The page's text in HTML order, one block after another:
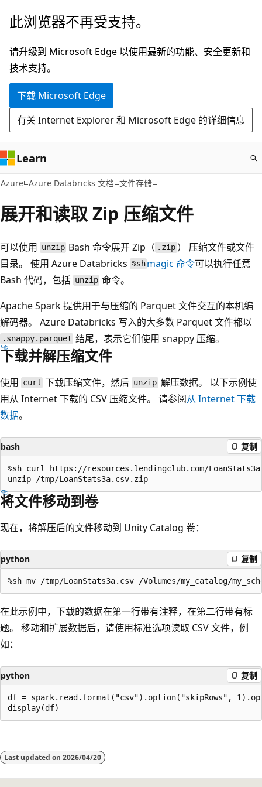
跳
主
要
内
此浏览器不再受支持。
请升级到 Microsoft Edge 以使用最新的功能、安全更新和
技术支持。
下载 Microsoft Edge
有关 Internet Explorer 和 Microsoft Edge 的详细信息
Learn
Azure Azure Databricks 文档 文件存储
展开和读取 Zip 压缩文件
可以使用 unzip Bash 命令展开 Zip（ .zip） 压缩文件或文件
目录。 使用 Azure Databricks %sh magic 命令可以执行任意
Bash 代码，包括 unzip 命令。
Apache Spark 提供用于与压缩的 Parquet 文件交互的本机编
解码器。 Azure Databricks 写入的大多数 Parquet 文件都以
.snappy.parquet 结尾，表示它们使用 snappy 压缩。
下载并解压缩文件
使用 curl 下载压缩文件，然后 unzip解压数据。 以下示例使
用从 Internet 下载的 CSV 压缩文件。 请参阅从 Internet 下载
数据。
bash 复制
%sh curl https://resources.lendingclub.com/
将文件移动到卷
现在，将解压后的文件移动到 Unity Catalog 卷：
python 复制
在此示例中，下载的数据在第一行带有注释，在第二行带有标
题。 移动和扩展数据后，请使用标准选项读取 CSV 文件，例
如：
python 复制
df = spark.read.format("csv").option("skipRows",
模
式
Last updated on 2026/04/20